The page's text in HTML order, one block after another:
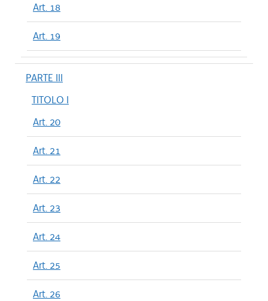
Art. 18
Art. 19
PARTE III
TITOLO I
Art. 20
Art. 21
Art. 22
Art. 23
Art. 24
Art. 25
Art. 26